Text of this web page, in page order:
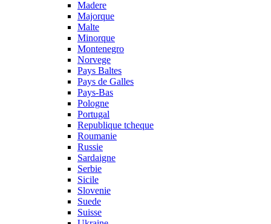
Madere
Majorque
Malte
Minorque
Montenegro
Norvege
Pays Baltes
Pays de Galles
Pays-Bas
Pologne
Portugal
Republique tcheque
Roumanie
Russie
Sardaigne
Serbie
Sicile
Slovenie
Suede
Suisse